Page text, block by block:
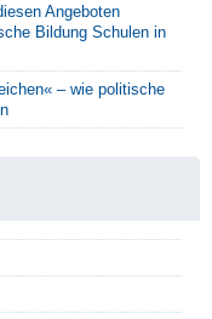
Angeboten
Bildung Schulen in
– wie politische